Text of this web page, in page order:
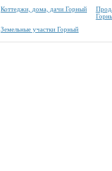
Коттеджи, дома, дачи Горный
Земельные участки Горный